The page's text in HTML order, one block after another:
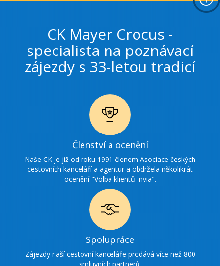
CK Mayer Crocus -
specialista na poznávací
zájezdy s 33-letou tradicí
Ikonka
ocenění
Členství a ocenění
Naše CK je již od roku 1991 členem Asociace českých
cestovních kanceláří a agentur a obdržela několikrát
ocenění "Volba klientů Invia".
Ikonka
spolupráce
Spolupráce
Zájezdy naší cestovní kanceláře prodává více než 800
smluvních partnerů.